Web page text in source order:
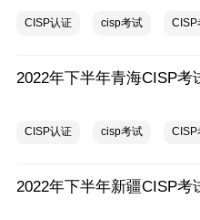
CISP认证 cisp考试 CISP
2022年下半年青海CISP考
CISP认证 cisp考试 CISP
2022年下半年新疆CISP考